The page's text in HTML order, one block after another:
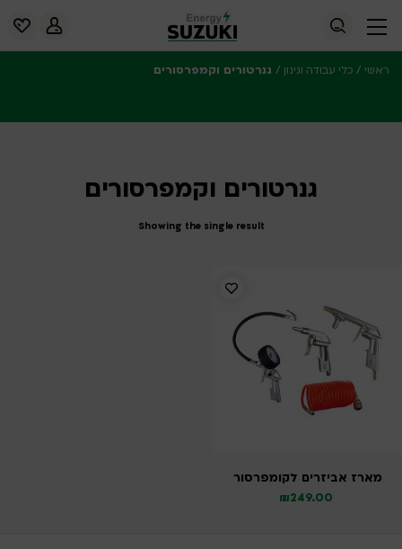
ראשי / כלי עבודה וגינון / גנרטורים וקמפרסורים
גנרטורים וקמפרסורים
Showing the single result
מארז אביזרים לקומפרסור
249.00
₪